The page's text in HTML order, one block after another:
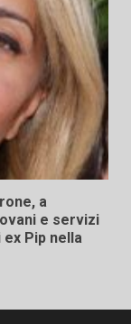
a
e servizi
Pip nella